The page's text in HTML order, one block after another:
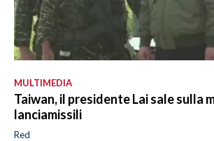
MULTIMEDIA
Taiwan, il presidente Lai sale sulla
lanciamissili
Red